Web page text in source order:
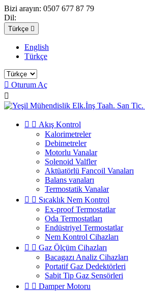
Bizi arayın: 0507 677 87 79
Dil:
Türkçe 
English
Türkçe
 Oturum Aç

  Akış Kontrol
Kalorimetreler
Debimetreler
Motorlu Vanalar
Solenoid Valfler
Aktüatörlü Fancoil Vanaları
Balans vanaları
Termostatik Vanalar
  Sıcaklık Nem Kontrol
Ex-proof Termostatlar
Oda Termostatları
Endüstriyel Termostatlar
Nem Kontrol Cihazları
  Gaz Ölçüm Cihazları
Bacagazı Analiz Cihazları
Portatif Gaz Dedektörleri
Sabit Tip Gaz Sensörleri
  Damper Motoru